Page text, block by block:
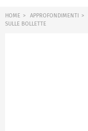
HOME APPROFONDIMENTI
SULLE BOLLETTE